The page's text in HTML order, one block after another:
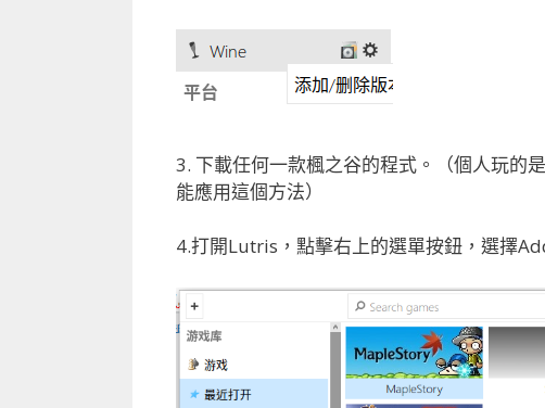
3. 下載任何一款楓之谷的程式。（個人玩的
能應用這個方法）
4.打開Lutris，點擊右上的選單按鈕，選擇